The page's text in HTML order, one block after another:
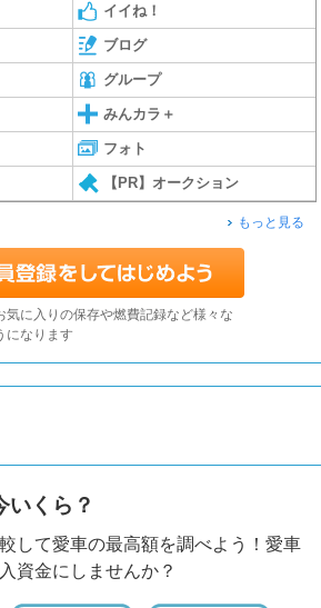
イイね！
ブログ
グループ
みんカラ＋
フォト
【PR】オークション
もっと見る
気に入りの保存や燃費記録など様々な
になります
いくら？
して愛車の最高額を調べよう！愛車
資金にしませんか？